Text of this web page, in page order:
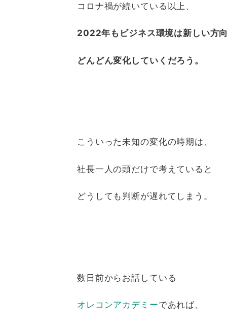
コロナ禍が続いている以上、
2022年もビジネス環境は新しい方
どんどん変化していくだろう。
こういった未知の変化の時期は、
社長一人の頭だけで考えていると
どうしても判断が遅れてしまう。
数日前からお話している
オレコンアカデミーであれば、